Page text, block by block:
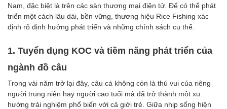
Nam, đặc biệt là trên các sàn thương mại điện tử. Để có thể phát
triển một cách lâu dài, bền vững, thương hiệu Rice Fishing xác
định rõ định hướng phát triển và những chính sách cụ thể.
1. Tuyển dụng KOC và tiềm năng phát triển của
ngành đồ câu
Trong vài năm trở lại đây, câu cá không còn là thú vui của riêng
người trung niên hay người cao tuổi mà đã trở thành một xu
hướng trải nghiệm phổ biến với cả giới trẻ. Giữa nhịp sống hiện